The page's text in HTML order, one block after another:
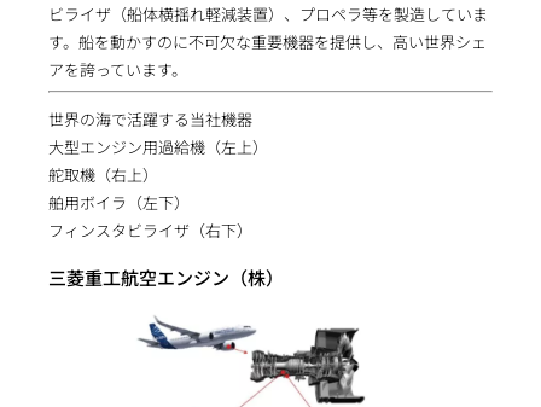
ビライザ（船体横揺れ軽減装置）、プロペラ等を製造していま
す。船を動かすのに不可欠な重要機器を提供し、高い世界シェ
アを誇っています。
世界の海で活躍する当社機器
大型エンジン用過給機（左上）
舵取機（右上）
舶用ボイラ（左下）
フィンスタビライザ（右下）
三菱重工航空エンジン（株）